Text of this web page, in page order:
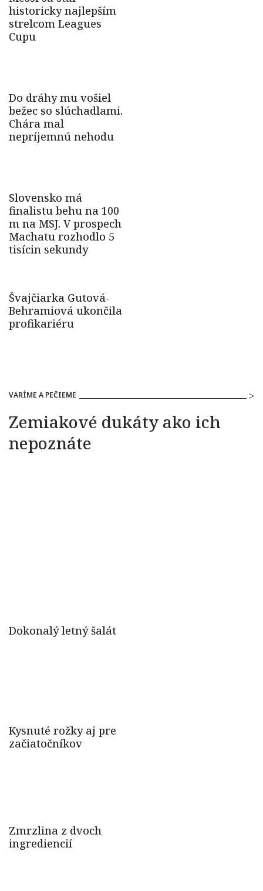
VARÍME A PEČIEME